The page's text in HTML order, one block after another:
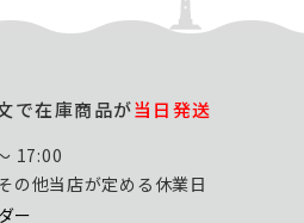
で在庫商品が当日発送
17:00
の他当店が定める休業日
ー